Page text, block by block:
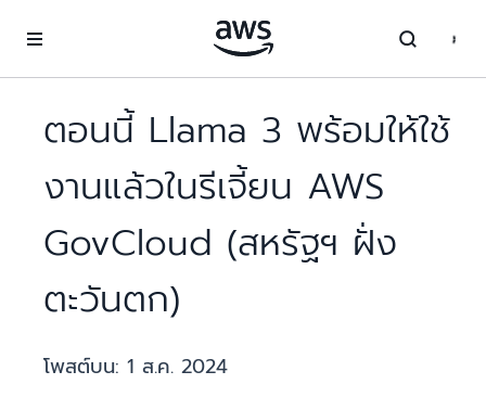
ตอนนี้ Llama 3 พร้อมให้ใช้
งานแล้วในรีเจี้ยน AWS
GovCloud (สหรัฐฯ ฝั่ง
ตะวันตก)
โพสต์บน: 1 ส.ค. 2024